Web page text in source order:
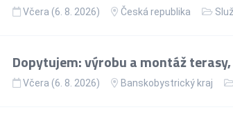
Včera (6. 8. 2026) Česká republika
Dopytujem: výrobu a montáž
Včera (6. 8. 2026) Banskobystrický kraj